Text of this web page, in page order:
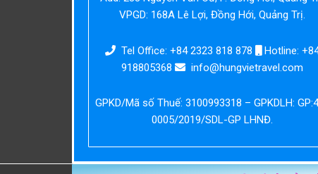
VPGD: 168A Lê Lợi, Đồng Hới, Quảng Trị.
Tel Office: +84 2323 818 878
Hotline:
918805368
info@hungvietravel.com
GPKD/Mã số Thuế: 3100993318 – GPKDLH:
0005/2019/SDL-GP LHNĐ.